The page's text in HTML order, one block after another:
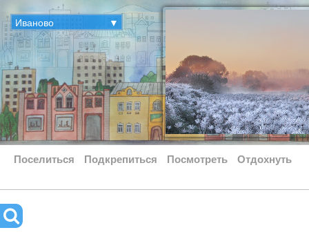
Иваново ▼
Поселиться Подкрепиться Посмотреть Отдохнуть